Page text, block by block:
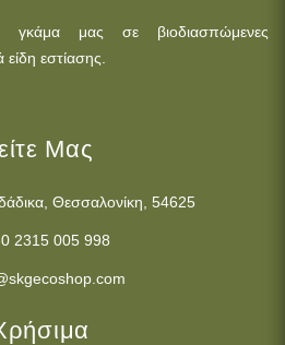
γκάμα μας σε βιοδιασπώμενες
εστίασης.
Μας
Θεσσαλονίκη, 54625
2315 005 998